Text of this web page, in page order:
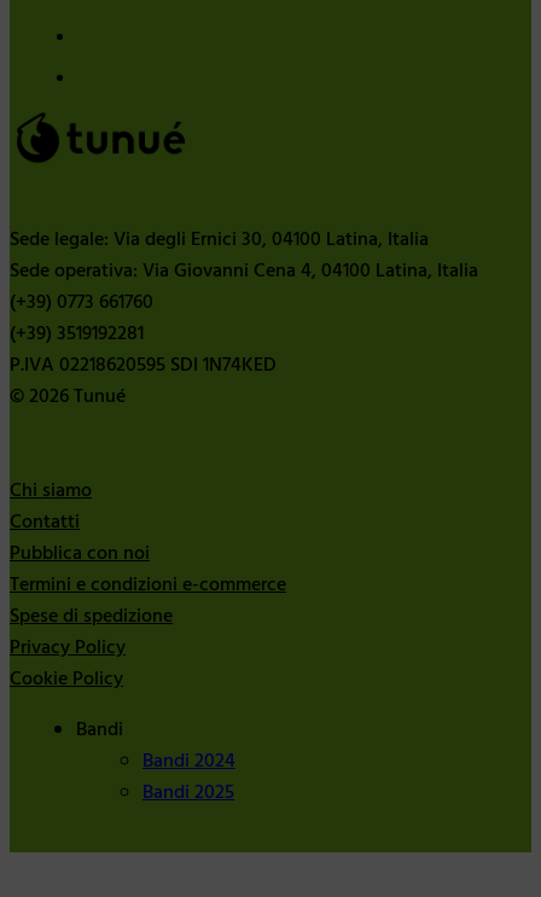
Sede legale: Via degli Ernici 30, 04100 Latina, Italia
Sede operativa: Via Giovanni Cena 4, 04100 Latina, Italia
(+39) 0773 661760
(+39) 3519192281
P.IVA 02218620595 SDI 1N74KED
© 2026 Tunué
Chi siamo
Contatti
Pubblica con noi
Termini e condizioni e-commerce
Spese di spedizione
Privacy Policy
Cookie Policy
Bandi
Bandi 2024
Bandi 2025